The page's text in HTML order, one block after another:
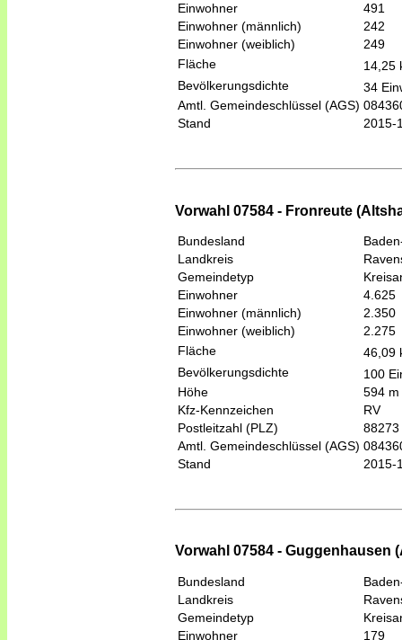
Einwohner
491
Einwohner (männlich)
242
Einwohner (weiblich)
249
Fläche
14,25
Bevölkerungsdichte
34
Amtl. Gemeindeschlüssel (AGS)
Stand
2015-
Vorwahl 07584 - Fronreute
Bundesland
Landkreis
Gemeindetyp
Einwohner
4.625
Einwohner (männlich)
2.350
Einwohner (weiblich)
2.275
Fläche
46,09
Bevölkerungsdichte
100
Höhe
594 m
Kfz-Kennzeichen
RV
Postleitzahl (PLZ)
88273
Amtl. Gemeindeschlüssel (AGS)
Stand
2015-
Vorwahl 07584 - Guggenhausen
Bundesland
Landkreis
Gemeindetyp
Einwohner
179